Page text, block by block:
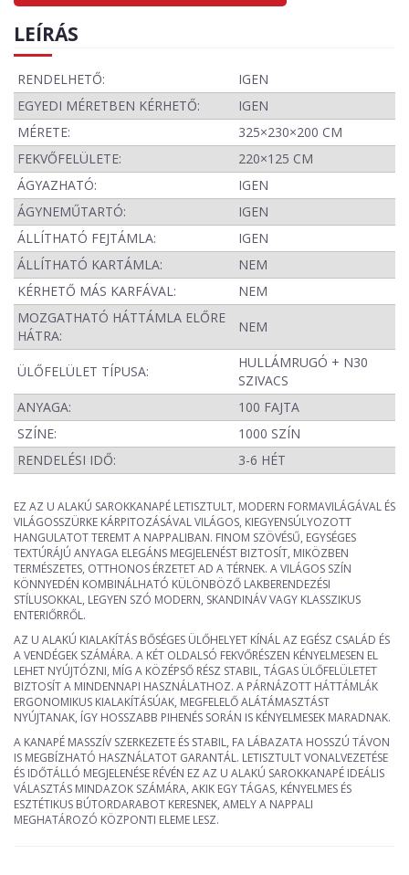
LEÍRÁS
RENDELHETŐ:
IGEN
EGYEDI MÉRETBEN KÉRHETŐ:
IGEN
MÉRETE:
325×230×200 CM
FEKVŐFELÜLETE:
220×125 CM
ÁGYAZHATÓ:
IGEN
ÁGYNEMŰTARTÓ:
IGEN
ÁLLÍTHATÓ FEJTÁMLA:
IGEN
ÁLLÍTHATÓ KARTÁMLA:
NEM
KÉRHETŐ MÁS KARFÁVAL:
NEM
MOZGATHATÓ HÁTTÁMLA ELŐRE
HÁTRA:
NEM
ÜLŐFELÜLET TÍPUSA:
HULLÁMRUGÓ + N30
SZIVACS
ANYAGA:
100 FAJTA
SZÍNE:
1000 SZÍN
RENDELÉSI IDŐ:
3-6 HÉT
EZ AZ U ALAKÚ SAROKKANAPÉ LETISZTULT, MODERN FORMAVILÁGÁVAL ÉS
VILÁGOSSZÜRKE KÁRPITOZÁSÁVAL VILÁGOS, KIEGYENSÚLYOZOTT
HANGULATOT TEREMT A NAPPALIBAN. FINOM SZÖVÉSŰ, EGYSÉGES
TEXTÚRÁJÚ ANYAGA ELEGÁNS MEGJELENÉST BIZTOSÍT, MIKÖZBEN
TERMÉSZETES, OTTHONOS ÉRZETET AD A TÉRNEK. A VILÁGOS SZÍN
KÖNNYEDÉN KOMBINÁLHATÓ KÜLÖNBÖZŐ LAKBERENDEZÉSI
STÍLUSOKKAL, LEGYEN SZÓ MODERN, SKANDINÁV VAGY KLASSZIKUS
ENTERIŐRRŐL.
AZ U ALAKÚ KIALAKÍTÁS BŐSÉGES ÜLŐHELYET KÍNÁL AZ EGÉSZ CSALÁD ÉS
A VENDÉGEK SZÁMÁRA. A KÉT OLDALSÓ FEKVŐRÉSZEN KÉNYELMESEN EL
LEHET NYÚJTÓZNI, MÍG A KÖZÉPSŐ RÉSZ STABIL, TÁGAS ÜLŐFELÜLETET
BIZTOSÍT A MINDENNAPI HASZNÁLATHOZ. A PÁRNÁZOTT HÁTTÁMLÁK
ERGONOMIKUS KIALAKÍTÁSÚAK, MEGFELELŐ ALÁTÁMASZTÁST
NYÚJTANAK, ÍGY HOSSZABB PIHENÉS SORÁN IS KÉNYELMESEK MARADNAK.
A KANAPÉ MASSZÍV SZERKEZETE ÉS STABIL, FA LÁBAZATA HOSSZÚ TÁVON
IS MEGBÍZHATÓ HASZNÁLATOT GARANTÁL. LETISZTULT VONALVEZETÉSE
ÉS IDŐTÁLLÓ MEGJELENÉSE RÉVÉN EZ AZ U ALAKÚ SAROKKANAPÉ IDEÁLIS
VÁLASZTÁS MINDAZOK SZÁMÁRA, AKIK EGY TÁGAS, KÉNYELMES ÉS
ESZTÉTIKUS BÚTORDARABOT KERESNEK, AMELY A NAPPALI
MEGHATÁROZÓ KÖZPONTI ELEME LESZ.